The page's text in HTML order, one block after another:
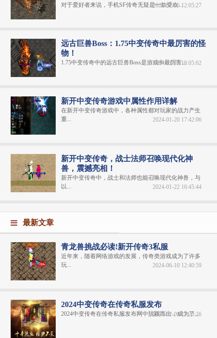
对于爱好者来说，手机SF传奇无疑是一款受欢...
2024-07-06 12:05:27
远古巨兽Boss：1.75中变传奇中最厉害的怪
物！
1.75中变传奇中的远古巨兽Boss是游戏中最厉害...
2024-01-13 18:05:02
新开中变传奇游戏中属性作用详解
在新开中变传奇游戏中，各种属性都对玩家的战力产生
重...
2024-01-20 17:42:06
新开中变传奇，战士法师召唤现代化神
兽，震撼亮相！
新开中变传奇中，战士和法师也能召唤现代化神兽，与
以...
2024-01-22 16:45:44
最新文章
青龙兽挑战必读!新开传奇3私服
近年来，随着网络游戏的发展，传奇类游戏成为了许多
玩...
2024-06-10 12:40:59
2024中变传奇在传奇私服发布
2024中变传奇在传奇私服发布网中脱颖而出，成为了...
2024-02-09 11:23:26